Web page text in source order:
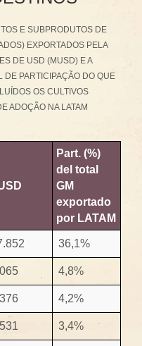
E SUBPRODUTOS DE
EXPORTADOS PELA
DE USD (MUSD) E A
PARTICIPAÇÃO DO QUE
OS CULTIVOS
ADOÇÃO NA LATAM
Part. (%)
del total
GM
exportado
por LATAM
36,1%
4,8%
4,2%
3,4%